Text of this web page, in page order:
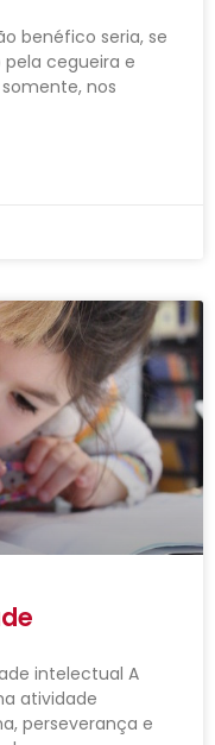
benéfico seria, se
cegueira e
nos
intelectual A
atividade
perseverança e